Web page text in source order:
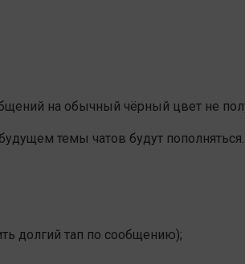
на обычный чёрный цвет не
темы чатов будут пополняться.
долгий тап по сообщению);